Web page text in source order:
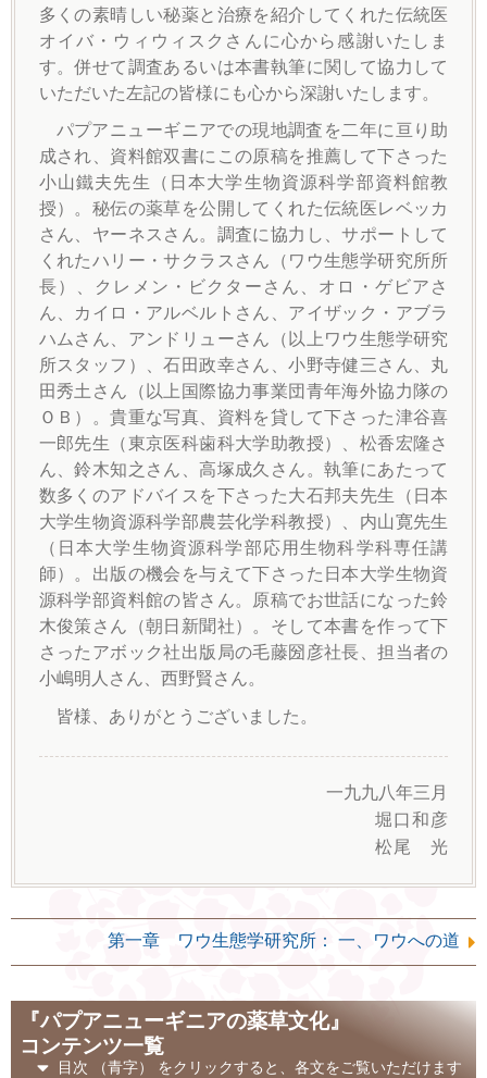
多くの素晴しい秘薬と治療を紹介してくれた伝統医
オイバ・ウィウィスクさんに心から感謝いたしま
す。併せて調査あるいは本書執筆に関して協力して
いただいた左記の皆様にも心から深謝いたします。
パプアニューギニアでの現地調査を二年に亘り助
成され、資料館双書にこの原稿を推薦して下さった
小山鐵夫先生（日本大学生物資源科学部資料館教
授）。秘伝の薬草を公開してくれた伝統医レベッカ
さん、ヤーネスさん。調査に協力し、サポートして
くれたハリー・サクラスさん（ワウ生態学研究所所
長）、クレメン・ビクターさん、オロ・ゲビアさ
ん、カイロ・アルベルトさん、アイザック・アブラ
ハムさん、アンドリューさん（以上ワウ生態学研究
所スタッフ）、石田政幸さん、小野寺健三さん、丸
田秀土さん（以上国際協力事業団青年海外協力隊の
ＯＢ）。貴重な写真、資料を貸して下さった津谷喜
一郎先生（東京医科歯科大学助教授）、松香宏隆さ
ん、鈴木知之さん、高塚成久さん。執筆にあたって
数多くのアドバイスを下さった大石邦夫先生（日本
大学生物資源科学部農芸化学科教授）、内山寛先生
（日本大学生物資源科学部応用生物科学科専任講
師）。出版の機会を与えて下さった日本大学生物資
源科学部資料館の皆さん。原稿でお世話になった鈴
木俊策さん（朝日新聞社）。そして本書を作って下
さったアボック社出版局の毛藤圀彦社長、担当者の
小嶋明人さん、西野賢さん。
皆様、ありがとうございました。
一九九八年三月
堀口和彦
松尾 光
第一章 ワウ生態学研究所： 一、ワウへの道
『パプアニューギニアの薬草文化』
コンテンツ一覧
目次 （青字） をクリックすると、各文をご覧いただけます